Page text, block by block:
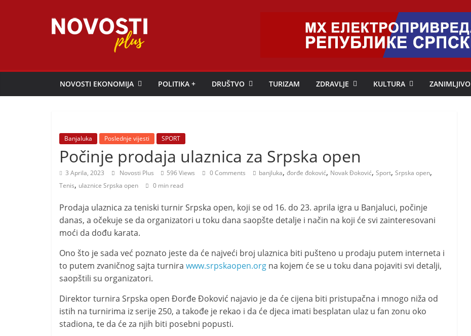
Novosti
Plus
NOVOSTI EKONOMIJA POLITIKA + DRUŠTVO TURIZAM ZDRAVLJE KULTURA ZANIMLJIVO
Banjaluka Poslednje vijesti SPORT
Počinje prodaja ulaznica za Srpska open
3 Aprila, 2023 Novosti Plus 596 Views 0 Comments banjluka, đorđe đoković, Novak Đoković, Sport, Srpska open,
Tenis, ulaznice Srpska open 0 min read
Prodaja ulaznica za teniski turnir Srpska open, koji se od 16. do 23. aprila igra u Banjaluci, počinje
danas, a očekuje se da organizatori u toku dana saopšte detalje i način na koji će svi zainteresovani
moći da dođu karata.
Ono što je sada već poznato jeste da će najveći broj ulaznica biti pušteno u prodaju putem interneta i
to putem zvaničnog sajta turnira www.srpskaopen.org na kojem će se u toku dana pojaviti svi detalji,
saopštili su organizatori.
Direktor turnira Srpska open Đorđe Đoković najavio je da će cijena biti pristupačna i mnogo niža od
istih na turnirima iz serije 250, a takođe je rekao i da će djeca imati besplatan ulaz u fan zonu oko
stadiona, te da će za njih biti posebni popusti.